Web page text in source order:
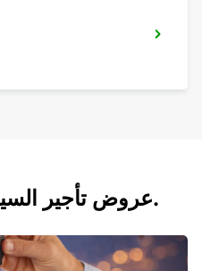
عروض تأجير السيارات والحافلات اليوم.